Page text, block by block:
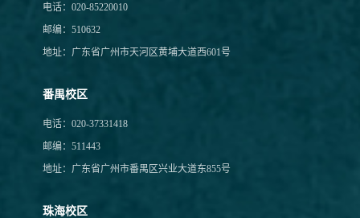
电话：020-85220010
邮编：510632
地址：广东省广州市天河区黄埔大道西601号
番禺校区
电话：020-37331418
邮编：511443
地址：广东省广州市番禺区兴业大道东855号
珠海校区